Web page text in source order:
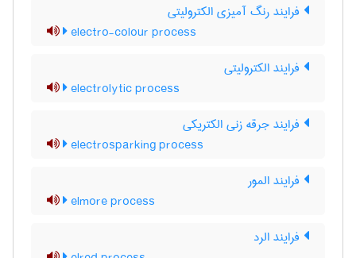
فرایند رنگ آمیزی الکترولیتی
electro-colour process
فرایند الکترولیتی
electrolytic process
فرایند جرقه زنی الکتریکی
electrosparking process
فرایند المور
elmore process
فرایند الرد